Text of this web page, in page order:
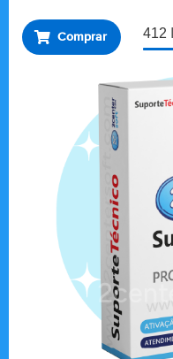
Comprar 412